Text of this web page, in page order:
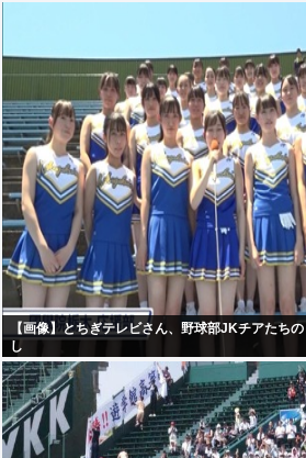
【画像】とちぎテレビさん、野球部JKチアたち
し